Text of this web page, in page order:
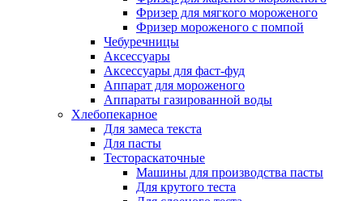
Фризер для мягкого мороженого
Фризер мороженого с помпой
Чебуречницы
Аксессуары
Аксессуары для фаст-фуд
Аппарат для мороженого
Аппараты газированной воды
Хлебопекарное
Для замеса текста
Для пасты
Тестораскаточные
Машины для производства пасты
Для крутого теста